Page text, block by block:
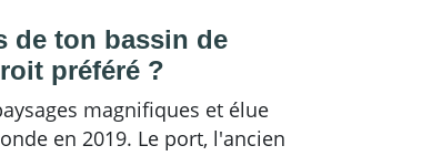
de ton bassin de
préféré ?
magnifiques et élue
en 2019. Le port, l'ancien